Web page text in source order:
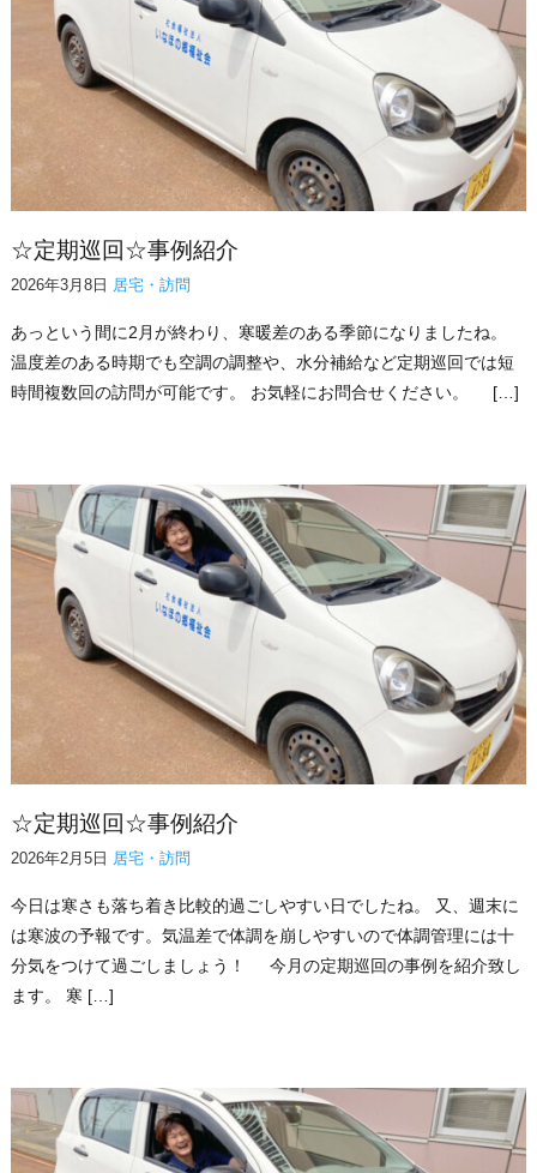
☆定期巡回☆事例紹介
2026年3月8日 居宅・訪問
あっという間に2月が終わり、寒暖差のある季節になりましたね。
温度差のある時期でも空調の調整や、水分補給など定期巡回では短
時間複数回の訪問が可能です。 お気軽にお問合せください。 […]
☆定期巡回☆事例紹介
2026年2月5日 居宅・訪問
今日は寒さも落ち着き比較的過ごしやすい日でしたね。 又、週末に
は寒波の予報です。気温差で体調を崩しやすいので体調管理には十
分気をつけて過ごしましょう！ 今月の定期巡回の事例を紹介致し
ます。 寒 […]